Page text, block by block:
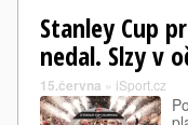
Stanley Cup
nedal. Slzy v
15.června » iSport.cz